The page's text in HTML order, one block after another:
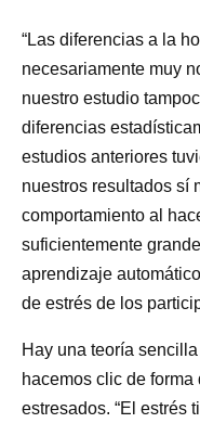
“Las diferencias a la
necesariamente muy
nuestro estudio
diferencias
estudios anteriores
nuestros resultados sí
comportamiento al
suficientemente
aprendizaje
de estrés de los
Hay una teoría
hacemos clic de
estresados. “El estrés